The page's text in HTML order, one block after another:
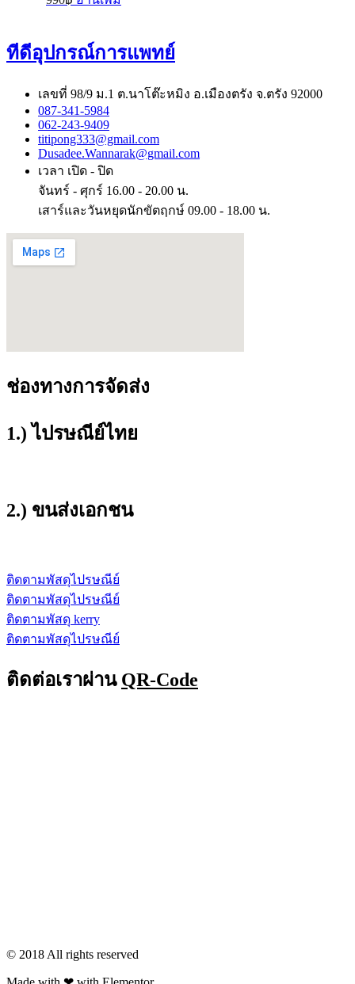
ทีดีอุปกรณ์การแพทย์
เลขที่ 98/9 ม.1 ต.นาโต๊ะหมิง อ.เมืองตรัง จ.ตรัง 92000
087-341-5984
062-243-9409
titipong333@gmail.com
Dusadee.Wannarak@gmail.com
เวลา เปิด - ปิด
จันทร์ - ศุกร์ 16.00 - 20.00 น.
เสาร์และวันหยุดนักขัตฤกษ์ 09.00 - 18.00 น.
ช่องทางการจัดส่ง
1.) ไปรษณีย์ไทย
2.) ขนส่งเอกชน
ติดตามพัสดุไปรษณีย์
ติดตามพัสดุไปรษณีย์
ติดตามพัสดุ kerry
ติดตามพัสดุไปรษณีย์
ติดต่อเราผ่าน QR-Code
© 2018 All rights reserved​